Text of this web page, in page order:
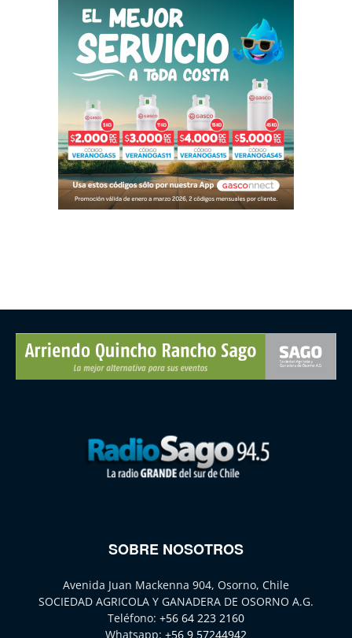
SOBRE NOSOTROS
Avenida Juan Mackenna 904, Osorno, Chile
SOCIEDAD AGRICOLA Y GANADERA DE OSORNO A.G.
Teléfono: +56 64 223 2160
Whatsapp: +56 9 57244942